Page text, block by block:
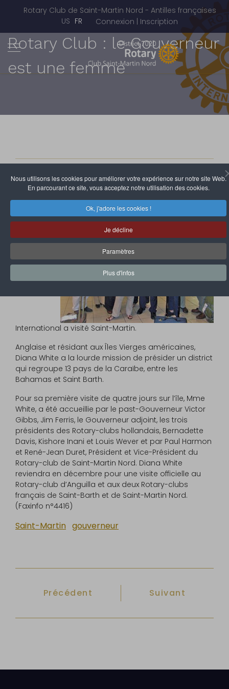
Nous utilisons les cookies pour améliorer votre expérience sur notre site Web.
En parcourant ce site, vous acceptez notre utilisation des cookies.
Ok, j'adore les cookies !
Je décline
Paramètres
Plus d'infos
Rotary Club de Saint-Martin Nord - Antilles françaises
Sélectionnez votre langue
US FR Connexion | Inscription
Rotary Club : le Gouverneur
est une femme
29 Avril 2011
Clics : 3519
femme
Gouverneur
7020 du
International a visité Saint-Martin.
Anglaise et résidant aux Îles Vierges américaines,
Diana White a la lourde mission de présider un district
qui regroupe 13 pays de la Caraïbe, entre les
Bahamas et Saint Barth.
Pour sa première visite de quatre jours sur l’île, Mme
White, a été accueillie par le past-Gouverneur Victor
Gibbs, Jim Ferris, le Gouverneur adjoint, les trois
présidents des Rotary-clubs hollandais, Bernadette
Davis, Kishore Inani et Louis Wever et par Paul Harmon
et René-Jean Duret, Président et Vice-Président du
Rotary-club de Saint-Martin Nord. Diana White
reviendra en décembre pour une visite officielle au
Rotary-club d’Anguilla et aux deux Rotary-clubs
français de Saint-Barth et de Saint-Martin Nord.
(Faxinfo n°4416)
Saint-Martin gouverneur
Article précédent : Des nouvelles du
Précédent Article suivant :
Suivant